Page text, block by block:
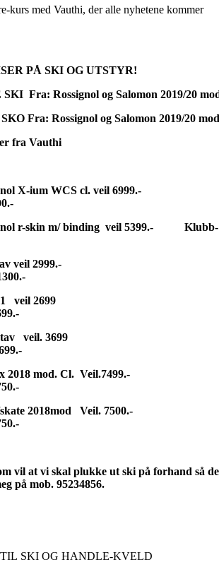
kurs med Vauthi, der alle nyhetene kommer
PÅ SKI OG UTSTYR!
Fra: Rossignol og Salomon 2019/20
Fra: Rossignol og Salomon 2019/20 mod
fra Vauthi
X-ium WCS cl. veil 6999.-
r-skin m/ binding veil 5399.- Klubb-
lab stav veil 2999.-
1 veil 2699
3.0 Stav veil. 3699
2018 mod. Cl. Veil.7499.-
3750.-
cl/skate 2018mod Veil. 7500.-
vil at vi skal plukke ut ski på forhand så
på mob. 95234856.
SKI OG HANDLE-KVELD